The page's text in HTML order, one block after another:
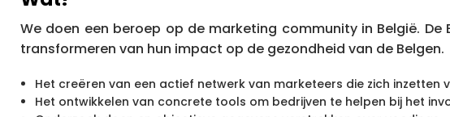
We doen een beroep op de marketing community in België.
transformeren van hun impact op de gezondheid van de Belgen.
Het creëren van een actief netwerk van marketeers die zich
Het ontwikkelen van concrete tools om bedrijven te helpen bij het